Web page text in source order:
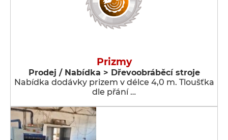
Prizmy
Prodej / Nabídka > Dřevoobráběcí stroje
Nabídka dodávky prizem v délce 4,0 m. Tloušťka
dle přání …